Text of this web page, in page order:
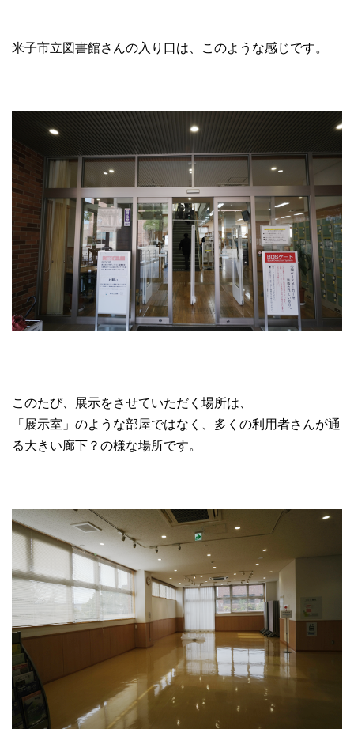
米子市立図書館さんの入り口は、このような感じです。
このたび、展示をさせていただく場所は、
「展示室」のような部屋ではなく、多くの利用者さんが通
る大きい廊下？の様な場所です。